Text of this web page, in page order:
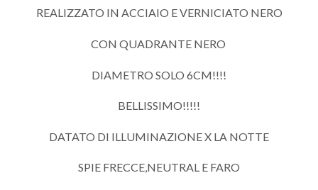
REALIZZATO IN ACCIAIO E VERNICIATO NERO
CON QUADRANTE NERO
DIAMETRO SOLO 6CM!!!!
BELLISSIMO!!!!!
DATATO DI ILLUMINAZIONE X LA NOTTE
SPIE FRECCE,NEUTRAL E FARO